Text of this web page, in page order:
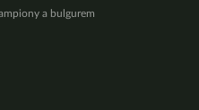
a bulgurem